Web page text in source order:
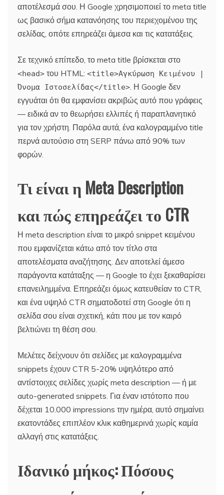
αποτέλεσμά σου. Η Google χρησιμοποιεί το meta title
ως βασικό σήμα κατανόησης του περιεχομένου της
σελίδας, οπότε επηρεάζει άμεσα και τις κατατάξεις.
Σε τεχνικό επίπεδο, το meta title βρίσκεται στο
<head> του HTML: <title>Αγκύρωση Κειμένου |
Όνομα Ιστοσελίδας</title>. Η Google δεν
εγγυάται ότι θα εμφανίσει ακριβώς αυτό που γράφεις
— ειδικά αν το θεωρήσει ελλιπές ή παραπλανητικό
για τον χρήστη. Παρόλα αυτά, ένα καλογραμμένο title
περνά αυτούσιο στη SERP πάνω από 90% των
φορών.
Τι είναι η Meta Description
και πώς επηρεάζει το CTR
Η meta description είναι το μικρό snippet κειμένου
που εμφανίζεται κάτω από τον τίτλο στα
αποτελέσματα αναζήτησης. Δεν αποτελεί άμεσο
παράγοντα κατάταξης — η Google το έχει ξεκαθαρίσει
επανειλημμένα. Επηρεάζει όμως κατευθείαν το CTR,
και ένα υψηλό CTR σηματοδοτεί στη Google ότι η
σελίδα σου είναι σχετική, κάτι που με τον καιρό
βελτιώνει τη θέση σου.
Μελέτες δείχνουν ότι σελίδες με καλογραμμένα
snippets έχουν CTR 5-20% υψηλότερο από
αντίστοιχες σελίδες χωρίς meta description — ή με
auto-generated snippets. Για έναν ιστότοπο που
δέχεται 10.000 impressions την ημέρα, αυτό σημαίνει
εκατοντάδες επιπλέον κλικ καθημερινά χωρίς καμία
αλλαγή στις κατατάξεις.
Ιδανικό μήκος: Πόσους